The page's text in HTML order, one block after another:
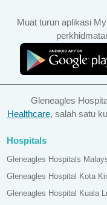
Muat turun aplikasi
Gleneagles
Healthcare, salah satu
Hospitals
Gleneagles Hospitals
Gleneagles Hospital Kota
Gleneagles Hospital Kuala